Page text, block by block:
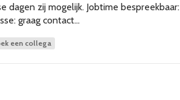
dagen zij mogelijk. Jobtime bespreekbaar:
graag contact…
een collega